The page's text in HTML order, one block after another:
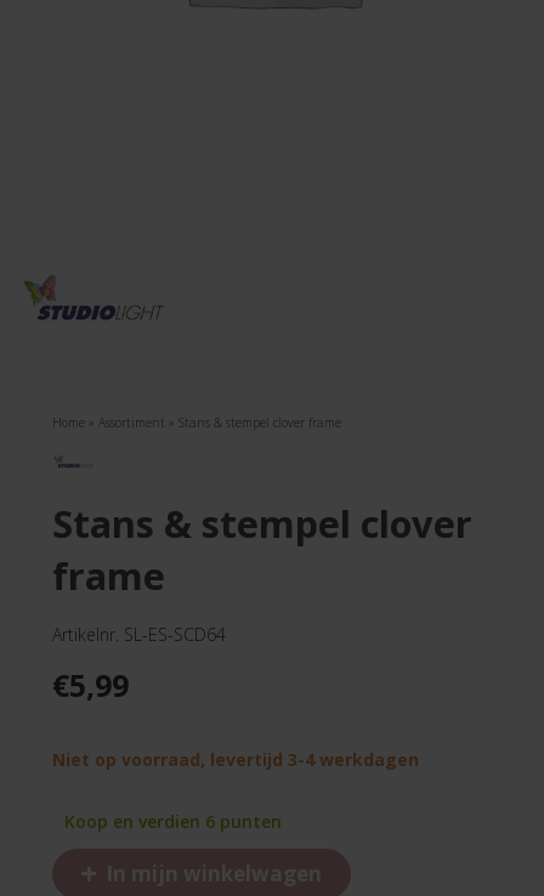
Home » Assortiment » Stans & stempel clover frame
stans & stempel clover
frame
Artikelnr. SL-ES-SCD64
€5,99
Niet op voorraad, levertijd 3-4 werkdagen
Koop en verdien 6 punten
+ In mijn winkelwagen